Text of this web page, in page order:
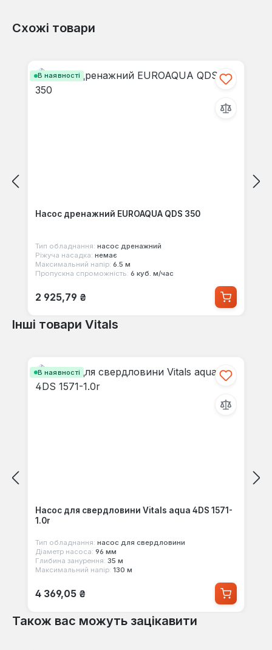
Відгуків не знайдено. Поділіться
Схожі товари
В наявності
Насос дренажний EUROAQUA QDS 350
Тип обладнання: насос дренажний
Ріжуча насадка: немає
Максимальний напір: 6.5 м
Пропускна спроможність: 6 куб. м/час
Звичайна ціна:
2 925,79 ₴
Інші товари Vitals
В наявності
Насос для свердловини Vitals aqua 4DS 1571-
1.0r
Тип обладнання: насос для свердловини
Діаметр насоса: 96 мм
Глибина занурення: 35 м
Максимальний напір: 130 м
Звичайна ціна:
4 369,05 ₴
Також вас можуть зацікавити